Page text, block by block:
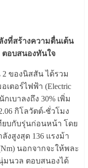
งที่สร้างความตื่นเต้น
ตอบสนองทันใจ
2 ของนิสสัน ได้รวม
เตอร์ไฟฟ้า (Electric
เบาลงถึง 30% เพิ่ม
กิโลวัตต์-ชั่วโมง
ยบกับรุ่นก่อนหน้า โดย
ลังสูงสุด 136 แรงม้า
นอกจากจะให้พละ
มนวล ตอบสนองได้